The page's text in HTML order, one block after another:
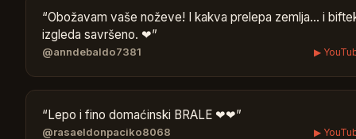
“Obožavam vaše noževe! I kakva prelepa zemlja… i
izgleda savršeno. ❤”
@anndebaldo7381 ▶
“Lepo i fino domaćinski BRALE ❤❤”
@rasaeldonpaciko8068 ▶